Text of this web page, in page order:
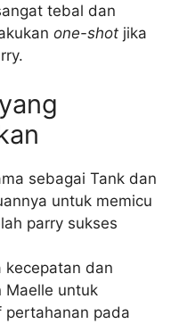
tebal dan
one-shot jika
sebagai Tank dan
untuk memicu
parry sukses
kecepatan dan
Maelle untuk
pada